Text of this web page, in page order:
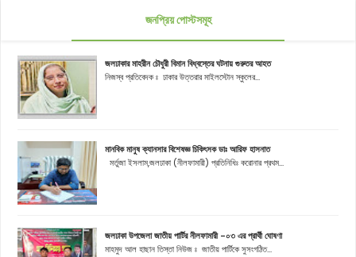
জনপ্রিয় পোস্টসমূহ
জলঢাকার মাহরীন চৌধুরী বিমান বিধ্বস্তের ঘটনায় গুরুতর আহত
নিজস্ব প্রতিবেদক ঃ ঢাকার উত্তরার মাইলস্টোন স্কুলের...
মানবিক মানুষ ক্যানসার বিশেষজ্ঞ চিকিৎসক ডাঃ আরিফ হাসনাত
মর্তুজা ইসলাম,জলঢাকা (নীলফামারী) প্রতিনিধিঃ করোনার প্রথম...
জলঢাকা উপজেলা জাতীয় পার্টির নীলফামারী -০৩ এর প্রার্থী ঘোষণা
মাহমুদ আল হাছান তিস্তা নিউজ ঃ জাতীয় পার্টিকে সুসংগঠিত...